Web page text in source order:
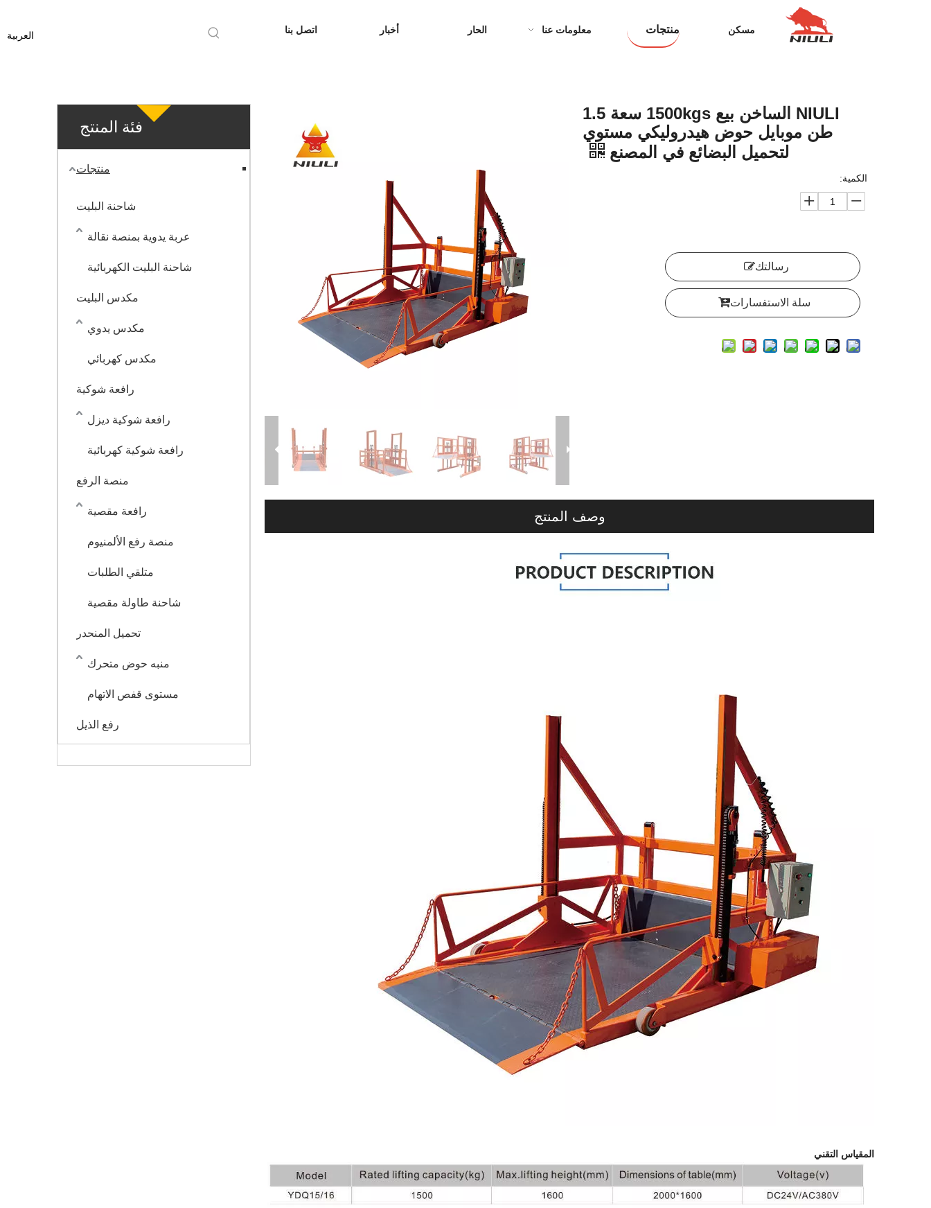
مسكن منتجات معلومات عنا الحار أخبار اتصل بنا العربية
فئة المنتج
منتجات
شاحنة البليت
عربة يدوية بمنصة نقالة
شاحنة البليت الكهربائية
مكدس البليت
مكدس يدوي
مكدس كهربائي
رافعة شوكية
رافعة شوكية ديزل
رافعة شوكية كهربائية
منصة الرفع
رافعة مقصية
منصة رفع الألمنيوم
متلقي الطلبات
شاحنة طاولة مقصية
تحميل المنحدر
منبه حوض متحرك
مستوى قفص الاتهام
رفع الذيل
NIULI الساخن بيع 1500kgs سعة 1.5
طن موبايل حوض هيدروليكي مستوي
لتحميل البضائع في المصنع
الكمية:
رسالتك
سلة الاستفسارات
وصف المنتج
المقياس التقني